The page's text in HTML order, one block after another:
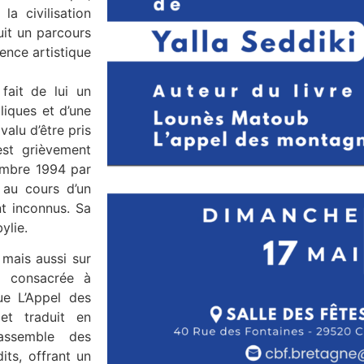
la civilisation
un parcours
artistique
fait de lui un
et d’une
d’être pris
grièvement
1994 par
cours d’un
inconnus. Sa
aussi sur
à
L’Appel des
traduit en
des
offrant un